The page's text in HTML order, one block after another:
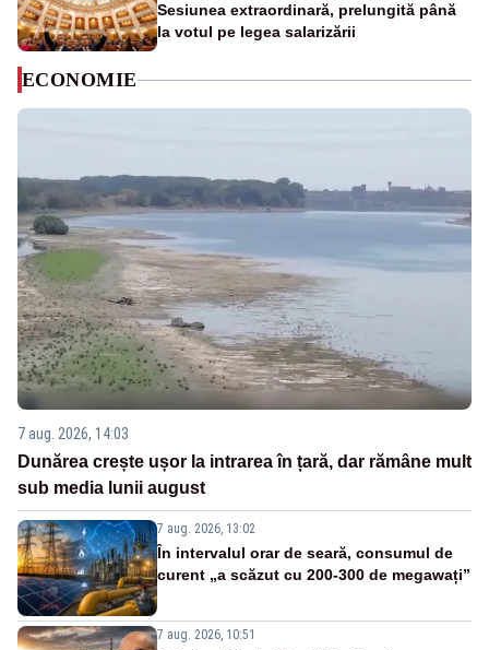
Sesiunea extraordinară, prelungită până
la votul pe legea salarizării
ECONOMIE
7 aug. 2026, 14:03
Dunărea crește ușor la intrarea în țară, dar rămâne mult
sub media lunii august
7 aug. 2026, 13:02
În intervalul orar de seară, consumul de
curent „a scăzut cu 200-300 de megawați”
7 aug. 2026, 10:51